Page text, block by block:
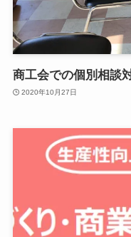
商工会での個別相談
2020年10月27日